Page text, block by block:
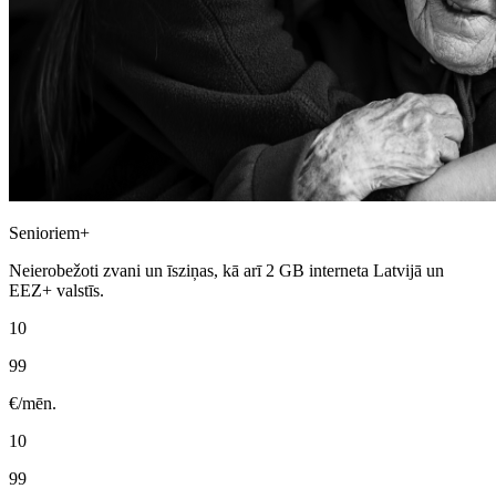
Senioriem+
Neierobežoti zvani un īsziņas, kā arī 2 GB interneta Latvijā un
EEZ+ valstīs.
10
99
€/mēn.
10
99